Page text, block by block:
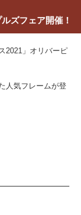
ズフェア開催！
2021」オリバーピ
人気フレームが登